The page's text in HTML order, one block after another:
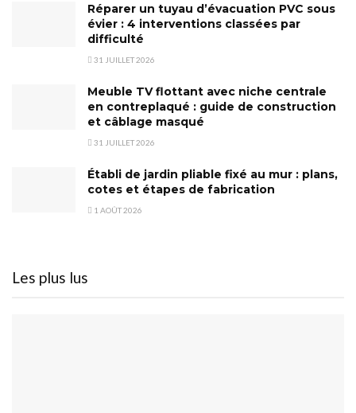
Réparer un tuyau d’évacuation PVC sous
évier : 4 interventions classées par
difficulté
31 JUILLET 2026
Meuble TV flottant avec niche centrale
en contreplaqué : guide de construction
et câblage masqué
31 JUILLET 2026
Établi de jardin pliable fixé au mur : plans,
cotes et étapes de fabrication
1 AOÛT 2026
Les plus lus